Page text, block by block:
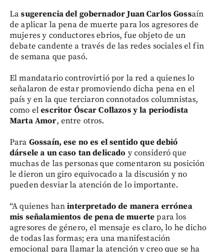
Lasugerencia del gobernador Juan Carlos Gossaín
de aplicar la pena de muerte para los agresores de
mujeres y conductores ebrios, fue objeto de un
debate candente a través de las redes sociales el fin
de semana que pasó.
El mandatario controvirtió por la red a quienes lo
señalaron de estar promoviendo dicha pena en el
país y en la que terciaron connotados columnistas,
como elescritor Óscar Collazos y la periodista
Marta Amor, entre otros.
Para Gossaín, ese no es el sentido que debió
dársele a un caso tan delicado y consideró que
muchas de las personas que comentaron su posición
le dieron un giro equivocado a la discusión y no
pueden desviar la atención de lo importante.
“A quienes haninterpretado de manera errónea
mis señalamientos de pena de muertepara los
agresores de género, el mensaje es claro, lo he dicho
de todas las formas; era una manifestación
emocional para llamar la atención y creo que se ha